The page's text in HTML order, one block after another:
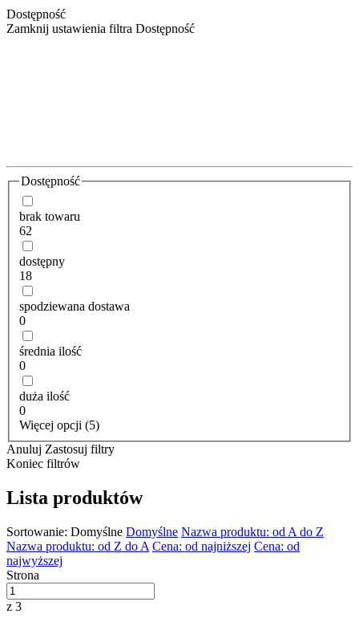
Dostępność
Zamknij ustawienia filtra Dostępność
Dostępność
brak towaru
62
dostępny
18
spodziewana dostawa
0
średnia ilość
0
duża ilość
0
Więcej opcji (5)
Anuluj Zastosuj filtry
Koniec filtrów
Lista produktów
Sortowanie: Domyślne Domyślne Nazwa produktu: od A do Z
Nazwa produktu: od Z do A Cena: od najniższej Cena: od
najwyższej
Strona
z 3